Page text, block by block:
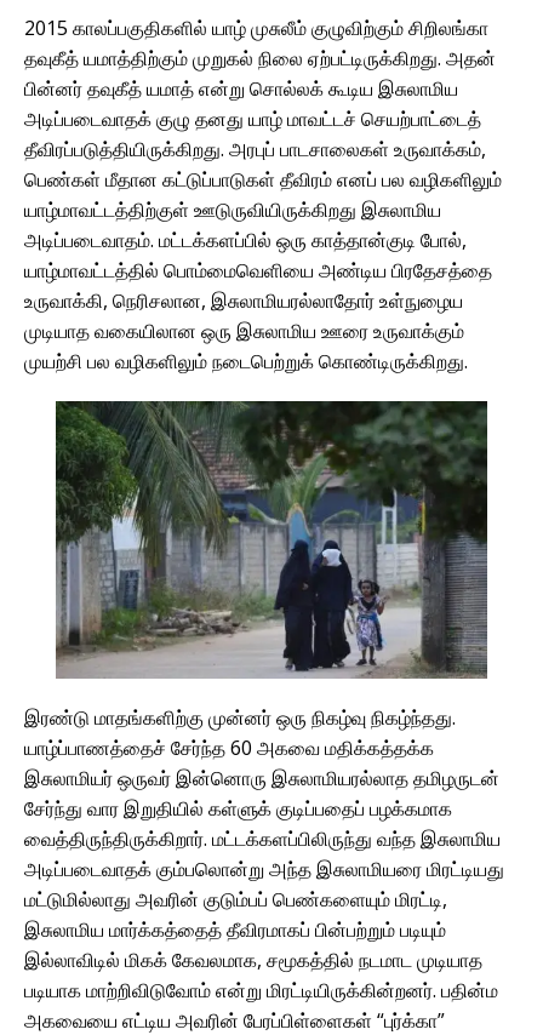
2015 காலப்பகுதிகளில் யாழ் முசுலீம் குழுவிற்கும் சிறிலங்கா
தவுகீத் யமாத்திற்கும் முறுகல் நிலை ஏற்பட்டிருக்கிறது. அதன்
பின்னர் தவுகீத் யமாத் என்று சொல்லக் கூடிய இசுலாமிய
அடிப்படைவாதக் குழு தனது யாழ் மாவட்டச் செயற்பாட்டைத்
தீவிரப்படுத்தியிருக்கிறது. அரபுப் பாடசாலைகள் உருவாக்கம்,
பெண்கள் மீதான கட்டுப்பாடுகள் தீவிரம் எனப் பல வழிகளிலும்
யாழ்மாவட்டத்திற்குள் ஊடுருவியிருக்கிறது இசுலாமிய
அடிப்படைவாதம். மட்டக்களப்பில் ஒரு காத்தான்குடி போல்,
யாழ்மாவட்டத்தில் பொம்மைவெளியை அண்டிய பிரதேசத்தை
உருவாக்கி, நெரிசலான, இசுலாமியரல்லாதோர் உள்நுழைய
முடியாத வகையிலான ஒரு இசுலாமிய ஊரை உருவாக்கும்
முயற்சி பல வழிகளிலும் நடைபெற்றுக் கொண்டிருக்கிறது.
இரண்டு மாதங்களிற்கு முன்னர் ஒரு நிகழ்வு நிகழ்ந்தது.
யாழ்ப்பாணத்தைச் சேர்ந்த 60 அகவை மதிக்கத்தக்க
இசுலாமியர் ஒருவர் இன்னொரு இசுலாமியரல்லாத தமிழருடன்
சேர்ந்து வார இறுதியில் கள்ளுக் குடிப்பதைப் பழக்கமாக
வைத்திருந்திருக்கிறார். மட்டக்களப்பிலிருந்து வந்த இசுலாமிய
அடிப்படைவாதக் கும்பலொன்று அந்த இசுலாமியரை மிரட்டியது
மட்டுமில்லாது அவரின் குடும்பப் பெண்களையும் மிரட்டி,
இசுலாமிய மார்க்கத்தைத் தீவிரமாகப் பின்பற்றும் படியும்
இல்லாவிடில் மிகக் கேவலமாக, சமூகத்தில் நடமாட முடியாத‌
படியாக மாற்றிவிடுவோம் என்று மிரட்டியிருக்கின்றனர். பதின்ம
அகவையை எட்டிய அவரின் பேரப்பிள்ளைகள் “புர்க்கா”